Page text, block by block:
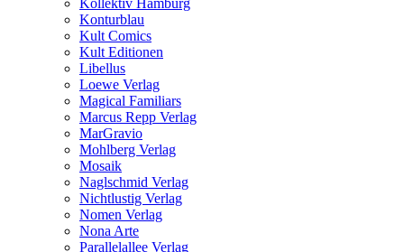
Kollektiv Hamburg
Konturblau
Kult Comics
Kult Editionen
Libellus
Loewe Verlag
Magical Familiars
Marcus Repp Verlag
MarGravio
Mohlberg Verlag
Mosaik
Naglschmid Verlag
Nichtlustig Verlag
Nomen Verlag
Nona Arte
Parallelallee Verlag